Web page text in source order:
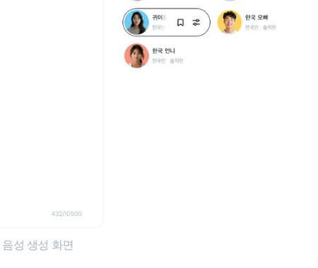
성 생성 화면